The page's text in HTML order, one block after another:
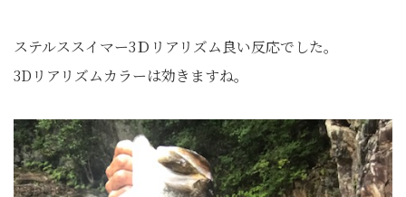
ステルススイマー3Ｄリアリズム良い反応でした。
3Dリアリズムカラーは効きますね。